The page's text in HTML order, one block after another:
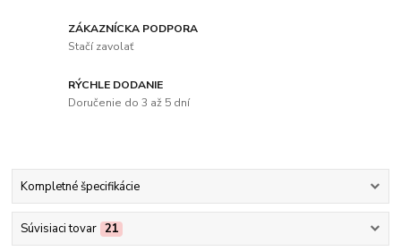
ZÁKAZNÍCKA PODPORA
Stačí zavolať
RÝCHLE DODANIE
Doručenie do 3 až 5 dní
Kompletné špecifikácie
Súvisiaci tovar 21